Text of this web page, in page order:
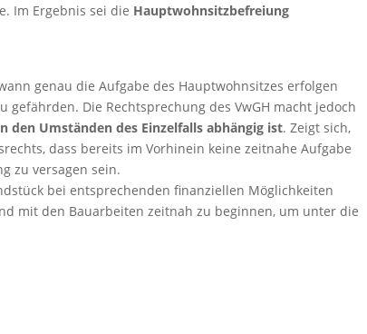
Im Ergebnis sei die Hauptwohnsitzbefreiung
genau die Aufgabe des Hauptwohnsitzes erfolgen
Die Rechtsprechung des VwGH macht jedoch
den Umständen des Einzelfalls abhängig ist. Zeigt sich,
dass bereits im Vorhinein keine zeitnahe Aufgabe
zu versagen sein.
bei entsprechenden finanziellen Möglichkeiten
mit den Bauarbeiten zeitnah zu beginnen, um unter die